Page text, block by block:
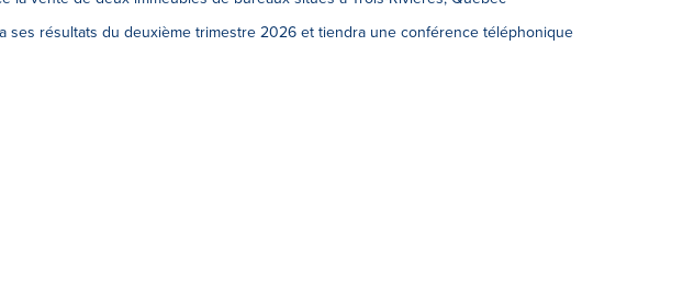
ses résultats du deuxième trimestre 2026 et tiendra une conférence téléphonique